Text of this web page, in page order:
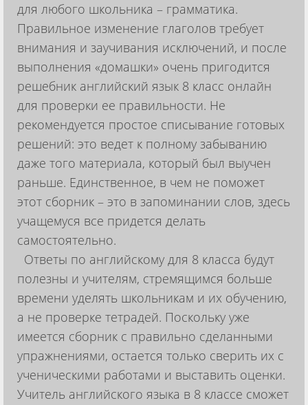
для любого школьника – грамматика.
Правильное изменение глаголов требует
внимания и заучивания исключений, и после
выполнения «домашки» очень пригодится
решебник английский язык 8 класс онлайн
для проверки ее правильности. Не
рекомендуется простое списывание готовых
решений: это ведет к полному забыванию
даже того материала, который был выучен
раньше. Единственное, в чем не поможет
этот сборник – это в запоминании слов, здесь
учащемуся все придется делать
самостоятельно.
Ответы по английскому для 8 класса будут
полезны и учителям, стремящимся больше
времени уделять школьникам и их обучению,
а не проверке тетрадей. Поскольку уже
имеется сборник с правильно сделанными
упражнениями, остается только сверить их с
ученическими работами и выставить оценки.
Учитель английского языка в 8 классе сможет